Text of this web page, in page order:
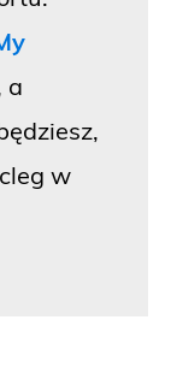
a
w